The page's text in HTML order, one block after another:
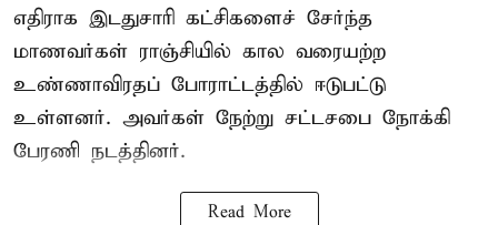
எதிராக இடதுசாரி கட்சிகளைச் சேர்ந்த
மாணவர்கள் ராஞ்சியில் கால வரையற்ற
உண்ணாவிரதப் போராட்டத்தில் ஈடுபட்டு
உள்ளனர். அவர்கள் நேற்று சட்டசபை நோக்கி
பேரணி நடத்தினர்.
Read More